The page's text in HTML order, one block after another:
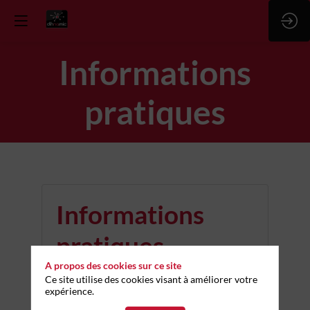
Informations
pratiques
Informations
pratiques
HORAIRES ET LIEU
A propos des cookies sur ce site
Ce site utilise des cookies visant à améliorer votre
expérience.